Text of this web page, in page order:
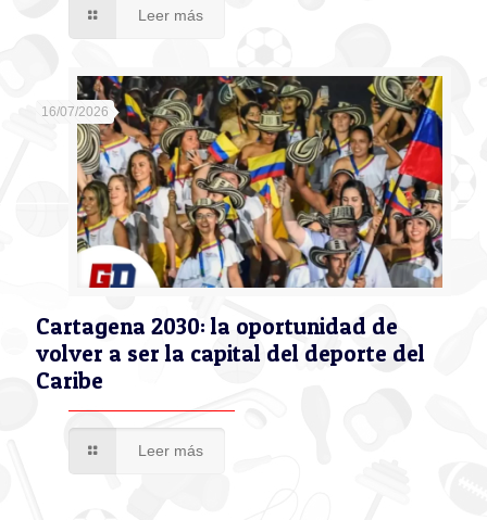
Leer más
16/07/2026
Cartagena 2030: la oportunidad de
volver a ser la capital del deporte del
Caribe
Leer más